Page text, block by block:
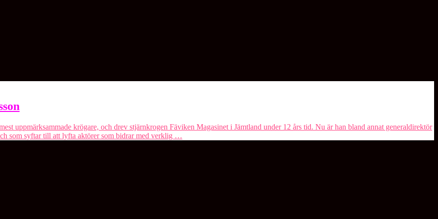
uppmärksammade krögare, och drev stjärnkrogen Fäviken Magasinet i Jämtland under 12 års tid. Nu är han bland annat generaldirektör
som syftar till att lyfta aktörer som bidrar med verklig …